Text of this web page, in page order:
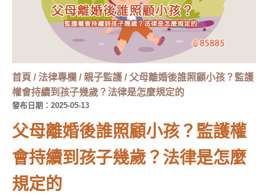
首頁 /法律專欄 /親子監護 / 父母離婚後誰照顧小孩？監護
權會持續到孩子幾歲？法律是怎麼規定的
發布日期：2025-05-13
父母離婚後誰照顧小孩？監護權
會持續到孩子幾歲？法律是怎麼
規定的